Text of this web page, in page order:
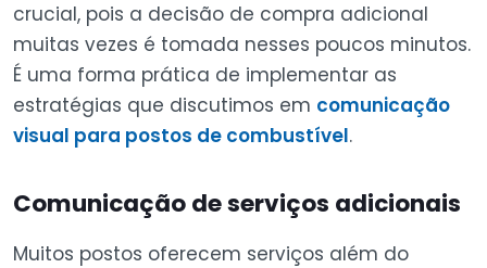
crucial, pois a decisão de compra adicional
muitas vezes é tomada nesses poucos minutos.
É uma forma prática de implementar as
estratégias que discutimos em comunicação
visual para postos de combustível.
Comunicação de serviços adicionais
Muitos postos oferecem serviços além do